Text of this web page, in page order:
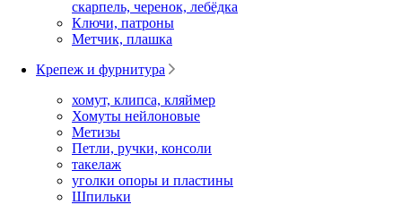
скарпель, черенок, лебёдка
Ключи, патроны
Метчик, плашка
Крепеж и фурнитура
хомут, клипса, кляймер
Хомуты нейлоновые
Метизы
Петли, ручки, консоли
такелаж
уголки опоры и пластины
Шпильки